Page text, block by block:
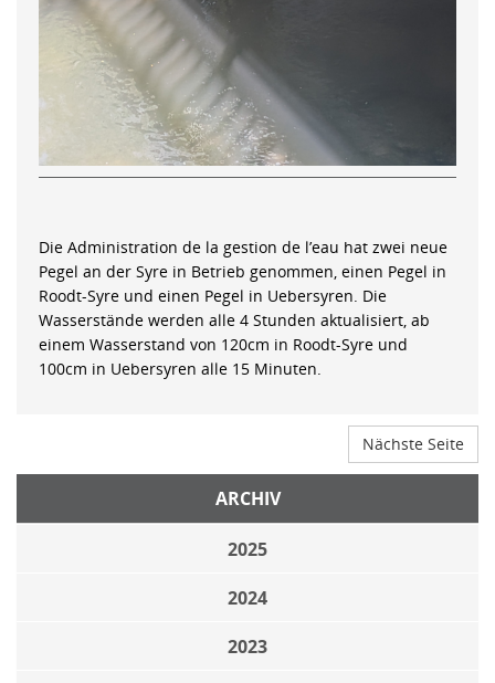
Die Administration de la gestion de l’eau hat zwei neue
Pegel an der Syre in Betrieb genommen, einen Pegel in
Roodt-Syre und einen Pegel in Uebersyren. Die
Wasserstände werden alle 4 Stunden aktualisiert, ab
einem Wasserstand von 120cm in Roodt-Syre und
100cm in Uebersyren alle 15 Minuten.
Nächste Seite
ARCHIV
2025
2024
2023